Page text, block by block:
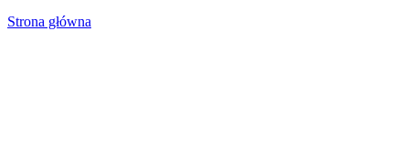
Strona główna